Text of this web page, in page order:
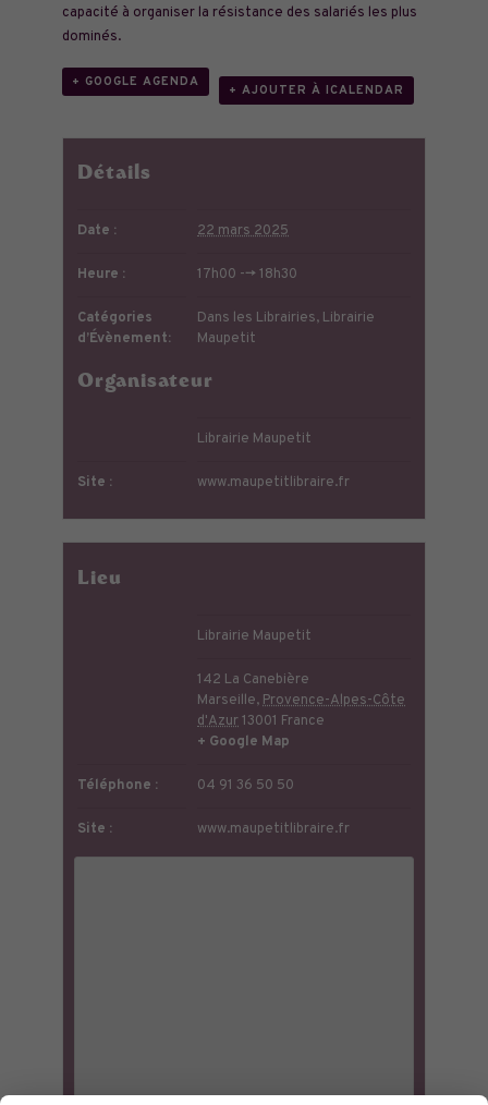
capacité à organiser la résistance des salariés les plus
dominés.
+ GOOGLE AGENDA
+ AJOUTER À ICALENDAR
Détails
Date : 22 mars 2025
Heure : 17h00 --> 18h30
Catégories
d’Évènement:
Dans les Librairies, Librairie
Maupetit
Organisateur
Librairie Maupetit
Site : www.maupetitlibraire.fr
Lieu
Librairie Maupetit
142 La Canebière
Marseille, Provence-Alpes-Côte
d'Azur13001 France
+ Google Map
Téléphone : 04 91 36 50 50
Site : www.maupetitlibraire.fr